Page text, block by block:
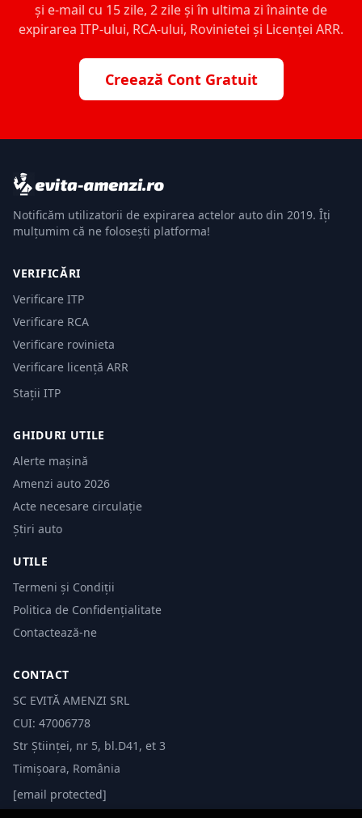
și e-mail cu 15 zile, 2 zile și în ultima zi înainte de
expirarea ITP-ului, RCA-ului, Rovinietei și Licenței ARR.
Creează Cont Gratuit
Notificăm utilizatorii de expirarea actelor auto din 2019. Îți
mulțumim că ne folosești platforma!
VERIFICĂRI
Verificare ITP
Verificare RCA
Verificare rovinieta
Verificare licență ARR
Stații ITP
GHIDURI UTILE
Alerte mașină
Amenzi auto 2026
Acte necesare circulație
Știri auto
UTILE
Termeni și Condiții
Politica de Confidențialitate
Contactează-ne
CONTACT
SC EVITĂ AMENZI SRL
CUI: 47006778
Str Științei, nr 5, bl.D41, et 3
Timișoara, România
[email protected]